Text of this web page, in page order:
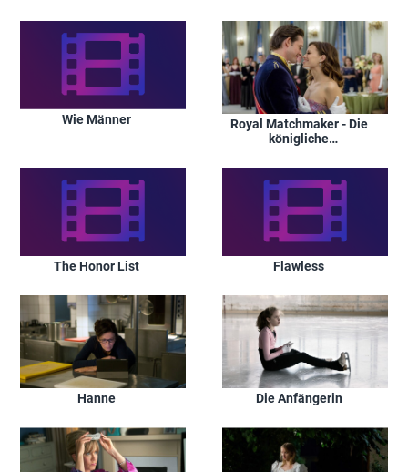
Wie Männer
Royal Matchmaker - Die
königliche
The Honor List Flawless
Hanne Die Anfängerin